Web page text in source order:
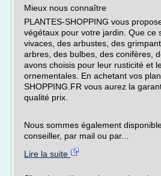
Mieux nous connaître
PLANTES-SHOPPING vous
végétaux pour votre jardin. Que ce
vivaces, des arbustes, des
arbres, des bulbes, des conifères,
avons choisis pour leur rusticité et
ornementales. En achetant vos
SHOPPING.FR vous aurez la
qualité prix.
Nous sommes également
conseiller, par mail ou par...
Lire la suite